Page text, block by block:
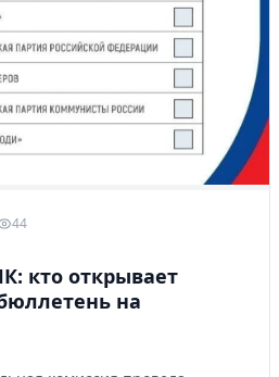
44
кто открывает
на